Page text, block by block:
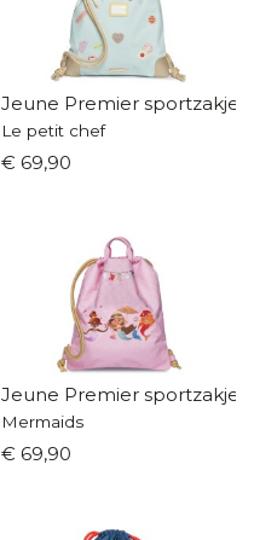
Jeune Premier sportzakje
Le petit chef
€ 69,90
Jeune Premier sportzakje
Mermaids
€ 69,90